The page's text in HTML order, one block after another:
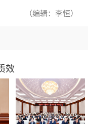
（编辑：李恒）
效